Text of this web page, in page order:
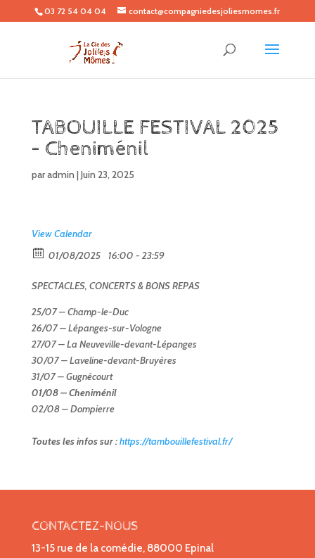
03 72 54 04 04 contact@compagniedesjoliesmomes.fr
TABOUILLE FESTIVAL 2025
– Cheniménil
paradmin |Juin 23, 2025
View Calendar
01/08/2025
16:00 - 23:59
SPECTACLES, CONCERTS & BONS REPAS
25/07 – Champ-le-Duc
26/07 – Lépanges-sur-Vologne
27/07 – La Neuveville-devant-Lépanges
30/07 – Laveline-devant-Bruyères
31/07 – Gugnécourt
01/08 – Cheniménil
02/08 – Dompierre
Toutes les infos sur :https://tambouillefestival.fr/
CONTACTEZ-NOUS
13-15 rue de la comédie, 88000 Epinal